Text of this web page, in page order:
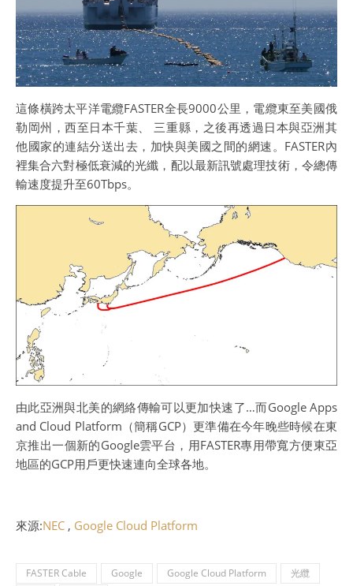
這條橫跨太平洋電纜FASTER全長9000公里，電纜東至美國俄
勒岡州，西至日本千葉、 三重縣，之後再透過日本與亞洲其
他國家的連結分送出去，加快與美國之間的網速。FASTER內
裡集合六對極低衰減的光纖，配以最新訊號處理技術，令總傳
輸速度提升至60Tbps。
由此亞洲與北美的網絡傳輸可以更加快速了…而Google Apps
and Cloud Platform（簡稱GCP）更準備在今年晚些時候在東
京推出一個新的Google雲平台，用FASTER專用帶寬方便東亞
地區的GCP用戶更快速連向全球各地。
來源:NEC , Google Cloud Platform
FASTER Cable Google Google Cloud Platform
光纜